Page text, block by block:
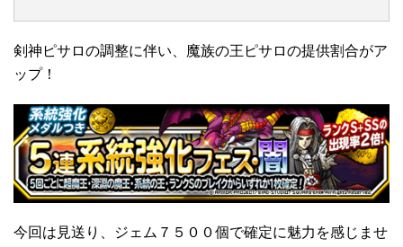
剣神ピサロの調整に伴い、魔族の王ピサロの提供割合がア
ップ！
今回は見送り、ジェム７５００個で確定に魅力を感じませ